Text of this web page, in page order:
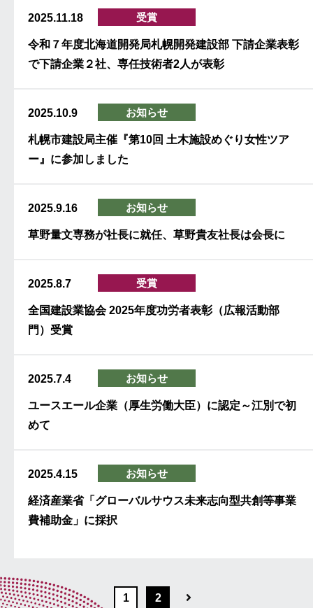
2025.11.18 受賞
令和７年度北海道開発局札幌開発建設部 下請企業表彰
で下請企業２社、専任技術者2人が表彰
2025.10.9 お知らせ
札幌市建設局主催『第10回 土木施設めぐり女性ツア
ー』に参加しました
2025.9.16 お知らせ
草野量文専務が社長に就任、草野貴友社長は会長に
2025.8.7 受賞
全国建設業協会 2025年度功労者表彰（広報活動部
門）受賞
2025.7.4 お知らせ
ユースエール企業（厚生労働大臣）に認定～江別で初
めて
2025.4.15 お知らせ
経済産業省「グローバルサウス未来志向型共創等事業
費補助金」に採択
1 2